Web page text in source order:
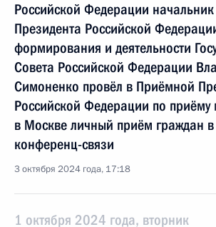
Российской Федерации
Президента Российской
формирования и деятельности
Совета Российской Федерации
Симоненко провёл в Приёмной
Российской Федерации по приёму
в Москве личный приём граждан
конференц-связи
3 октября 2024 года, 17:18
1 октября 2024 года, вторник